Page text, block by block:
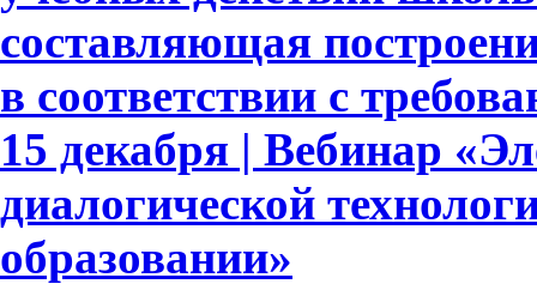
составляющая
в соответствии с
15 декабря | Вебинар
диалогической
образовании»